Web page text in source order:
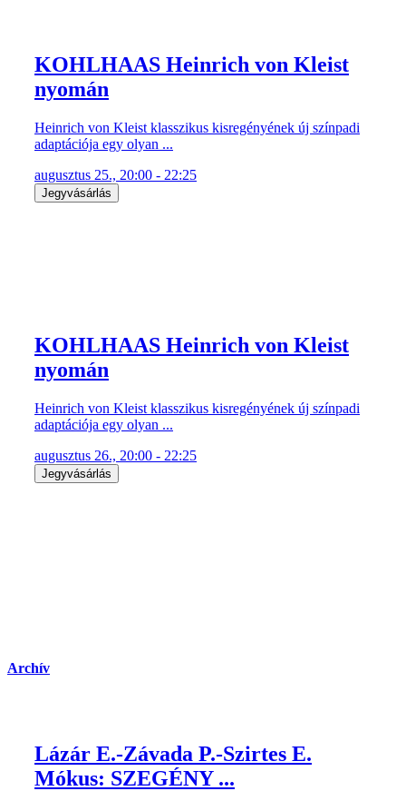
KOHLHAAS Heinrich von Kleist
nyomán
Heinrich von Kleist klasszikus kisregényének új színpadi
adaptációja egy olyan ...
augusztus 25., 20:00 - 22:25
Jegyvásárlás
KOHLHAAS Heinrich von Kleist
nyomán
Heinrich von Kleist klasszikus kisregényének új színpadi
adaptációja egy olyan ...
augusztus 26., 20:00 - 22:25
Jegyvásárlás
Archív
Lázár E.-Závada P.-Szirtes E.
Mókus: SZEGÉNY ...